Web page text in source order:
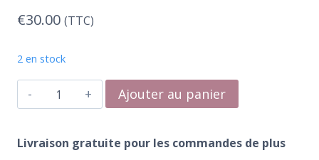
€30.00 (TTC)
2 en stock
quantité
de
Pince
Ajouter au panier
Livraison gratuite pour les commandes de plus